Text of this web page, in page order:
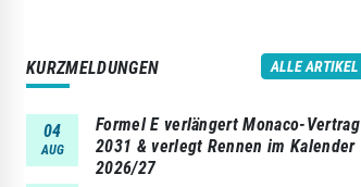
KURZMELDUNGEN ALLE ARTIKEL
04
AUG
Formel E verlängert Monaco-
2031 & verlegt Rennen im Kalender
2026/27